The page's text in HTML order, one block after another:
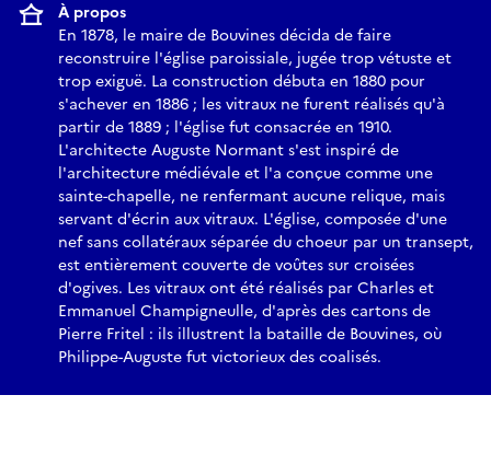
À propos
En 1878, le maire de Bouvines décida de faire
reconstruire l'église paroissiale, jugée trop vétuste et
trop exiguë. La construction débuta en 1880 pour
s'achever en 1886 ; les vitraux ne furent réalisés qu'à
partir de 1889 ; l'église fut consacrée en 1910.
L'architecte Auguste Normant s'est inspiré de
l'architecture médiévale et l'a conçue comme une
sainte-chapelle, ne renfermant aucune relique, mais
servant d'écrin aux vitraux. L'église, composée d'une
nef sans collatéraux séparée du choeur par un transept,
est entièrement couverte de voûtes sur croisées
d'ogives. Les vitraux ont été réalisés par Charles et
Emmanuel Champigneulle, d'après des cartons de
Pierre Fritel : ils illustrent la bataille de Bouvines, où
Philippe-Auguste fut victorieux des coalisés.